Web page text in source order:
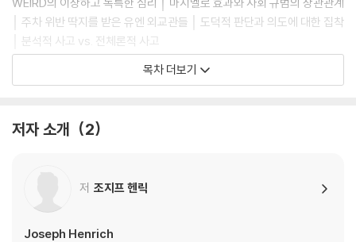
│ 주차 위반 딱지를 받은 유엔 외교관들 │ 도덕적 판단과 의도에 대한 집착
│ 분석적 사고 vs. 전체론적 사고
Chapter 2 문화적 진화와 새로운 종의 탄생
Chapter 3 집단적 친족의 해체와 국가의 등장
Chapter 4 종교의 토대 위에 세워진 문화와 심리의 공동체
초자연적 믿음이 발달하다 │ 신과 의례의 진화 │ 자유의지와 도덕적 보편
목차 더보기
저자 소개 2
저 조지프 헨릭
Joseph Henrich